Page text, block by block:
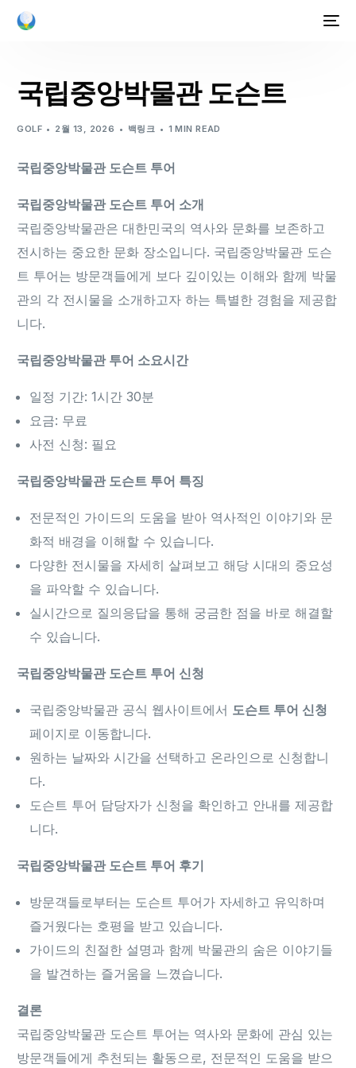
국립중앙박물관 도슨트
GOLF 2월 13, 2026 백링크 1 MIN READ
국립중앙박물관 도슨트 투어
국립중앙박물관 도슨트 투어 소개
국립중앙박물관은 대한민국의 역사와 문화를 보존하고
전시하는 중요한 문화 장소입니다. 국립중앙박물관 도슨
트 투어는 방문객들에게 보다 깊이있는 이해와 함께 박물
관의 각 전시물을 소개하고자 하는 특별한 경험을 제공합
니다.
국립중앙박물관 투어 소요시간
일정 기간: 1시간 30분
요금: 무료
사전 신청: 필요
국립중앙박물관 도슨트 투어 특징
전문적인 가이드의 도움을 받아 역사적인 이야기와 문
화적 배경을 이해할 수 있습니다.
다양한 전시물을 자세히 살펴보고 해당 시대의 중요성
을 파악할 수 있습니다.
실시간으로 질의응답을 통해 궁금한 점을 바로 해결할
수 있습니다.
국립중앙박물관 도슨트 투어 신청
국립중앙박물관 공식 웹사이트에서 도슨트 투어 신청
페이지로 이동합니다.
원하는 날짜와 시간을 선택하고 온라인으로 신청합니
다.
도슨트 투어 담당자가 신청을 확인하고 안내를 제공합
니다.
국립중앙박물관 도슨트 투어 후기
방문객들로부터는 도슨트 투어가 자세하고 유익하며
즐거웠다는 호평을 받고 있습니다.
가이드의 친절한 설명과 함께 박물관의 숨은 이야기들
을 발견하는 즐거움을 느꼈습니다.
결론
국립중앙박물관 도슨트 투어는 역사와 문화에 관심 있는
방문객들에게 추천되는 활동으로, 전문적인 도움을 받으